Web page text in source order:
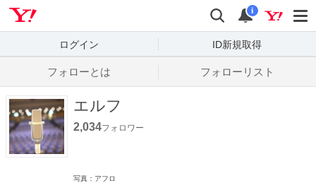
検索
通知
i
ログイン ID新規取得
フォローとは フォローリスト
エルフ
2,034フォロワー
写真：アフロ